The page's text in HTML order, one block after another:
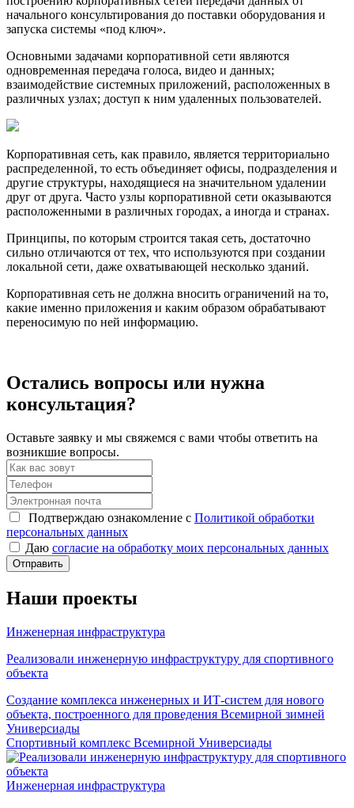
начального консультирования до поставки оборудования и
запуска системы «под ключ».
Основными задачами корпоративной сети являются
одновременная передача голоса, видео и данных;
взаимодействие системных приложений, расположенных в
различных узлах; доступ к ним удаленных пользователей.
Корпоративная сеть, как правило, является территориально
распределенной, то есть объединяет офисы, подразделения и
другие структуры, находящиеся на значительном удалении
друг от друга. Часто узлы корпоративной сети оказываются
расположенными в различных городах, а иногда и странах.
Принципы, по которым строится такая сеть, достаточно
сильно отличаются от тех, что используются при создании
локальной сети, даже охватывающей несколько зданий.
Корпоративная сеть не должна вносить ограничений на то,
какие именно приложения и каким образом обрабатывают
переносимую по ней информацию.
Остались вопросы или нужна
консультация?
Оставьте заявку и мы свяжемся с вами чтобы ответить на
возникшие вопросы.
Подтверждаю ознакомление с Политикой обработки
персональных данных
Даю согласие на обработку моих персональных данных
Отправить
Наши проекты
Инженерная инфраструктура
Реализовали инженерную инфраструктуру для спортивного
объекта
Создание комплекса инженерных и ИТ-систем для нового
объекта, построенного для проведения Всемирной зимней
Универсиады
Спортивный комплекс Всемирной Универсиады
Инженерная инфраструктура